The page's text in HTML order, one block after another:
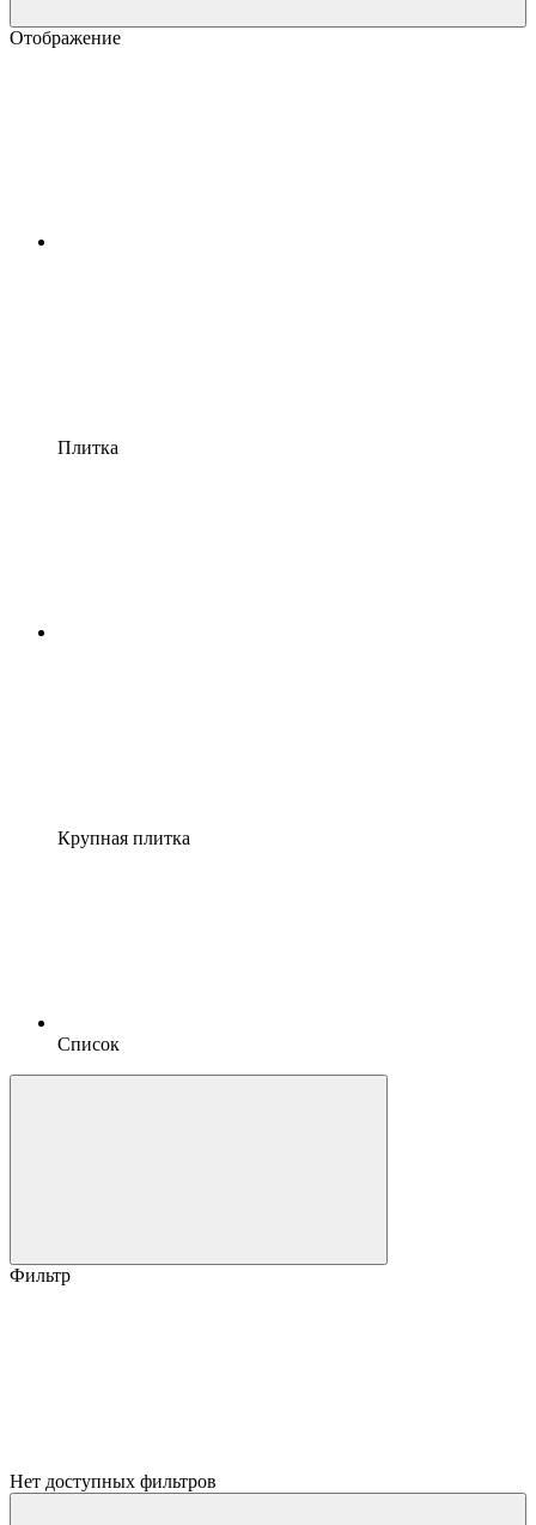
Отображение
Плитка
Крупная плитка
Список
Фильтр
Нет доступных фильтров